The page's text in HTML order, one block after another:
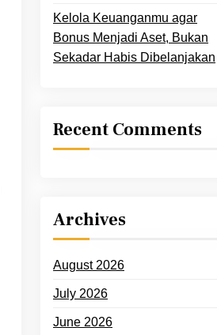
Kelola Keuanganmu agar
Bonus Menjadi Aset, Bukan
Sekadar Habis Dibelanjakan
Recent Comments
Archives
August 2026
July 2026
June 2026